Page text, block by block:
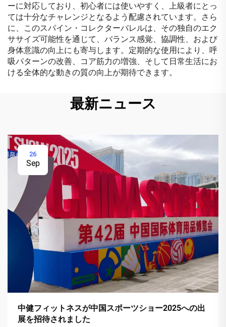
ーに対応しており、初心者には使いやすく、上級者にとっ
ては十分なチャレンジとなるよう配慮されています。さら
に、このスパイン・コレクターバレルは、その独自のエク
ササイズ可能性を通じて、バランス感覚、協調性、および
身体意識の向上にも寄与します。定期的な使用により、呼
吸パターンの改善、コア筋力の増強、そして日常生活にお
ける全体的な動きの質の向上が期待できます。
最新ニュース
26
Sep
中健フィットネスが中国スポーツショー2025への出
展を招待されました